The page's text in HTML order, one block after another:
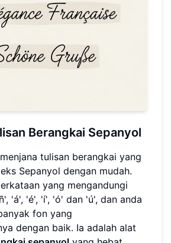
Berangkai Sepanyol
tulisan berangkai yang
Sepanyol dengan mudah.
yang mengandungi
'á', 'é', 'í', 'ó' dan 'ú', dan anda
fon yang
dengan baik. Ia adalah alat